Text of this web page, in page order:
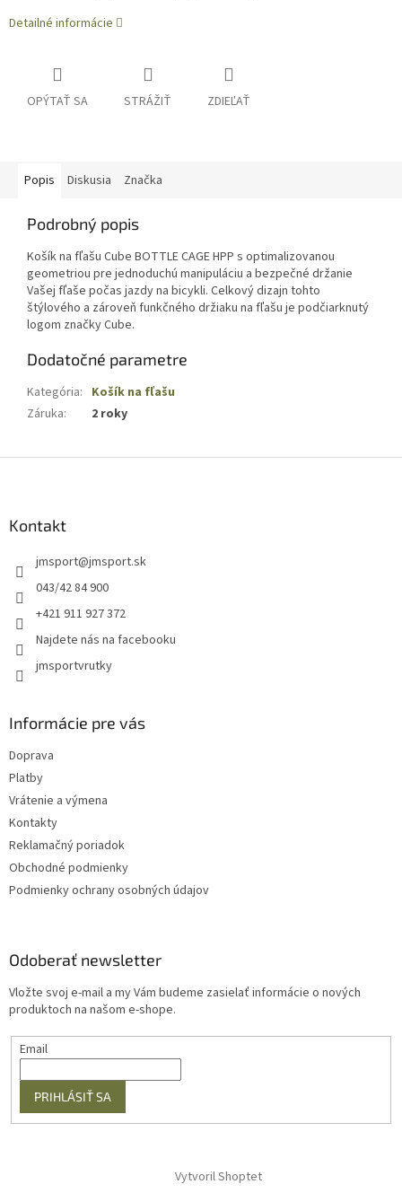
Detailné informácie
OPÝTAŤ SA STRÁŽIŤ ZDIEĽAŤ
Popis Diskusia Značka
Podrobný popis
Košík na fľašu Cube BOTTLE CAGE HPP s optimalizovanou
geometriou pre jednoduchú manipuláciu a bezpečné držanie
Vašej fľaše počas jazdy na bicykli. Celkový dizajn tohto
štýlového a zároveň funkčného držiaku na fľašu je podčiarknutý
logom značky Cube.
Dodatočné parametre
Kategória: Košík na fľašu
Záruka: 2 roky
Kontakt
jmsport@jmsport.sk
043/42 84 900
+421 911 927 372
Najdete nás na facebooku
jmsportvrutky
Informácie pre vás
Doprava
Platby
Vrátenie a výmena
Kontakty
Reklamačný poriadok
Obchodné podmienky
Podmienky ochrany osobných údajov
Odoberať newsletter
Vložte svoj e-mail a my Vám budeme zasielať informácie o nových
produktoch na našom e-shope.
Email
PRIHLÁSIŤ SA
Vytvoril Shoptet